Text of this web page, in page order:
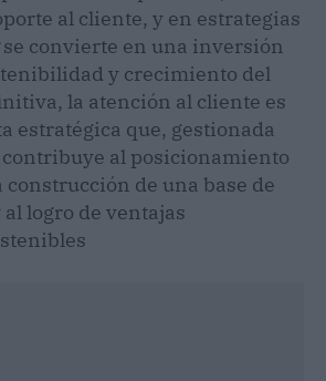
al cliente, y en estrategias
se convierte en una inversión
y crecimiento del
la atención al cliente es
estratégica que, gestionada
al posicionamiento
construcción de una base de
logro de ventajas